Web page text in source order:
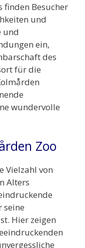
finden Besucher
und
und
ein,
des
für die
wundervolle
Zoo
Vielzahl von
Alters
seine
Hier zeigen